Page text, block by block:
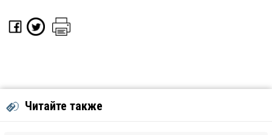
Читайте также